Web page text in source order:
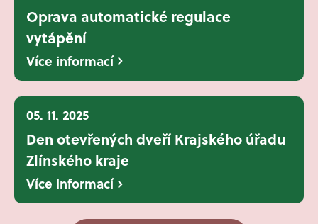
Oprava automatické regulace
vytápění
Více informací
05. 11. 2025
Den otevřených dveří Krajského úřadu
Zlínského kraje
Více informací